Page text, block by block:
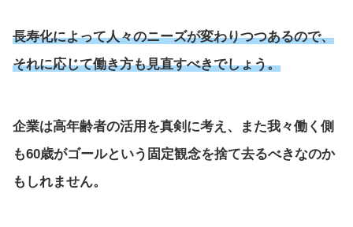
長寿化によって人々のニーズが変わりつつあるので、
それに応じて働き方も見直すべきでしょう。
企業は高年齢者の活用を真剣に考え、また我々働く側
も60歳がゴールという固定観念を捨て去るべきなのか
もしれません。